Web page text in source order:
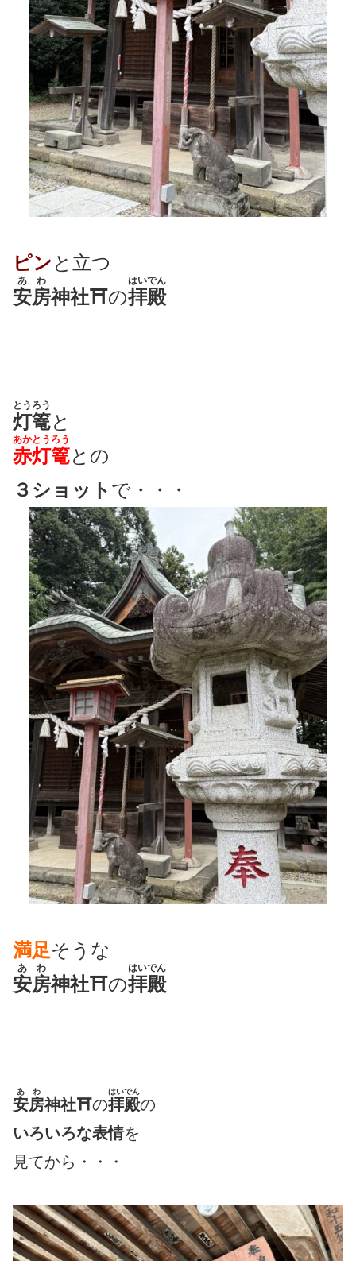
ピン と立つ
安房
あわ
神社⛩の拝殿
はいでん
灯篭
とうろう
と
赤
あか
灯篭
とうろう
との
３ショット で・・・
満足そうな
安房
あわ
神社⛩の拝殿
はいでん
安房
あわ
神社⛩の拝殿
はいでん
の
いろいろな表情を
見てから・・・